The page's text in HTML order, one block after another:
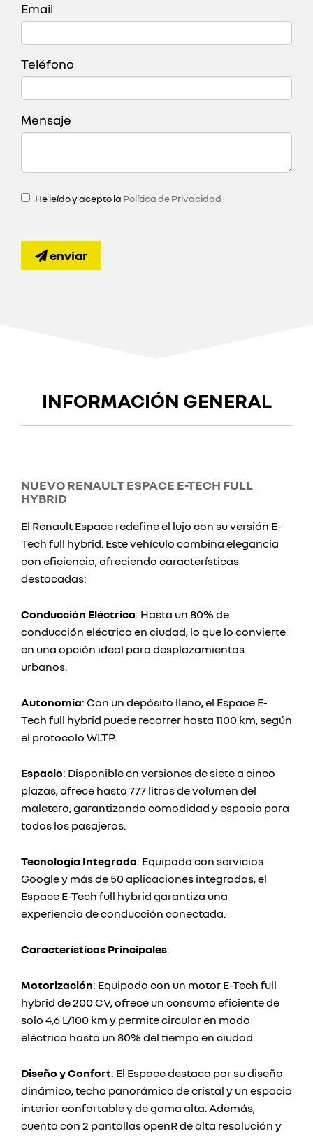
Email
Teléfono
Mensaje
He leído y acepto la Política de Privacidad
enviar
INFORMACIÓN GENERAL
NUEVO RENAULT ESPACE E-TECH FULL
HYBRID
El Renault Espace redefine el lujo con su versión E-
Tech full hybrid. Este vehículo combina elegancia
con eficiencia, ofreciendo características
destacadas:
Conducción Eléctrica: Hasta un 80% de
conducción eléctrica en ciudad, lo que lo convierte
en una opción ideal para desplazamientos
urbanos.
Autonomía: Con un depósito lleno, el Espace E-
Tech full hybrid puede recorrer hasta 1100 km, según
el protocolo WLTP.
Espacio: Disponible en versiones de siete a cinco
plazas, ofrece hasta 777 litros de volumen del
maletero, garantizando comodidad y espacio para
todos los pasajeros.
Tecnología Integrada: Equipado con servicios
Google y más de 50 aplicaciones integradas, el
Espace E-Tech full hybrid garantiza una
experiencia de conducción conectada.
Características Principales:
Motorización: Equipado con un motor E-Tech full
hybrid de 200 CV, ofrece un consumo eficiente de
solo 4,6 L/100 km y permite circular en modo
eléctrico hasta un 80% del tiempo en ciudad.
Diseño y Confort: El Espace destaca por su diseño
dinámico, techo panorámico de cristal y un espacio
interior confortable y de gama alta. Además,
cuenta con 2 pantallas openR de alta resolución y